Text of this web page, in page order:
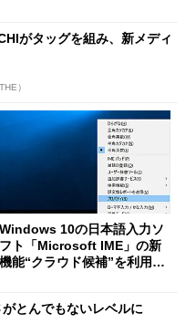
がタッグを組み、新メディ
）
Windows 10の日本語入力ソ
フト「Microsoft IME」の新
機能“クラウド候補”を利用す
とんでもないレベルに